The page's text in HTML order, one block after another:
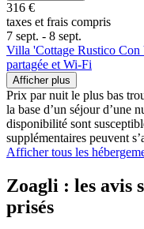
316 €
taxes et frais compris
7 sept. - 8 sept.
Villa 'Cottage Rustico Con
partagée et Wi-Fi
Afficher plus
Prix par nuit le plus bas
la base d’un séjour d’une
disponibilité sont
supplémentaires peuvent
Afficher tous les
Zoagli : les avis
prisés